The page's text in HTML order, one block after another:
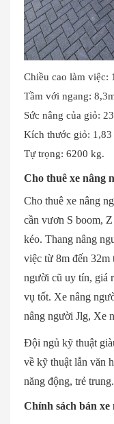
Chiều cao làm việc:
Tầm với ngang:
Sức nâng của giỏ:
Kích thước giỏ: 1,83
Tự trọng: 6200 kg.
Cho thuê xe nâng
Cho thuê xe nâng
cần vươn S boom,
kéo. Thang nâng
việc từ 8m đến 32m
người cũ uy tín, giá
vụ tốt. Xe nâng
nâng người Jlg, Xe
Đội ngủ kỹ thuật
về kỹ thuật lẫn văn
năng động, trẻ trung.
Chính sách bán